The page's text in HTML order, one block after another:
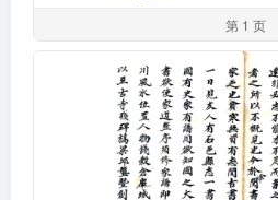
第 1 页